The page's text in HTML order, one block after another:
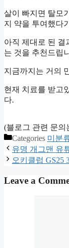
살이 빠지면 탈모
지 약을 투여했다
아직 제대로 된 결
는 것을 추천드립
지금까지는 거의
현재 치료를 받고
다.
(블로그 관련 문의
Categories 미분
유명 개그맨 유
오키클럽 GS25
Leave a